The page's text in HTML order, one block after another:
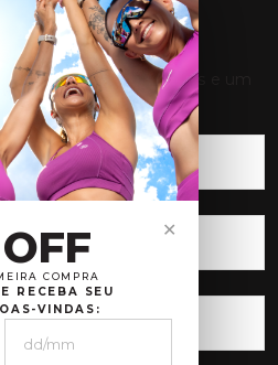
✕
COMPRA
RECEBA SEU
VINDAS:
MOVIMENTO
novidades, promoções e um
primeira compra.